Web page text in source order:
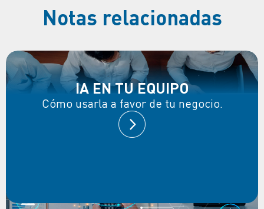
Notas relacionadas
IA EN TU EQUIPO
Cómo usarla a favor de tu negocio.